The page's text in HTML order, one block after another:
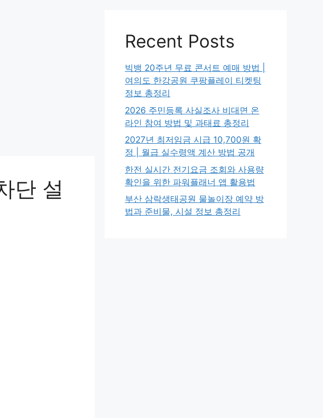
단 설
Recent Posts
빅뱅 20주년 무료 콘서트 예매 방법 |
여의도 한강공원 쿠팡플레이 티켓팅
정보 총정리
2026 주민등록 사실조사 비대면 온
라인 참여 방법 및 과태료 총정리
2027년 최저임금 시급 10,700원 확
정 | 월급 실수령액 계산 방법 공개
한전 실시간 전기요금 조회와 사용량
확인을 위한 파워플래너 앱 활용법
부산 삼락생태공원 물놀이장 예약 방
법과 준비물, 시설 정보 총정리